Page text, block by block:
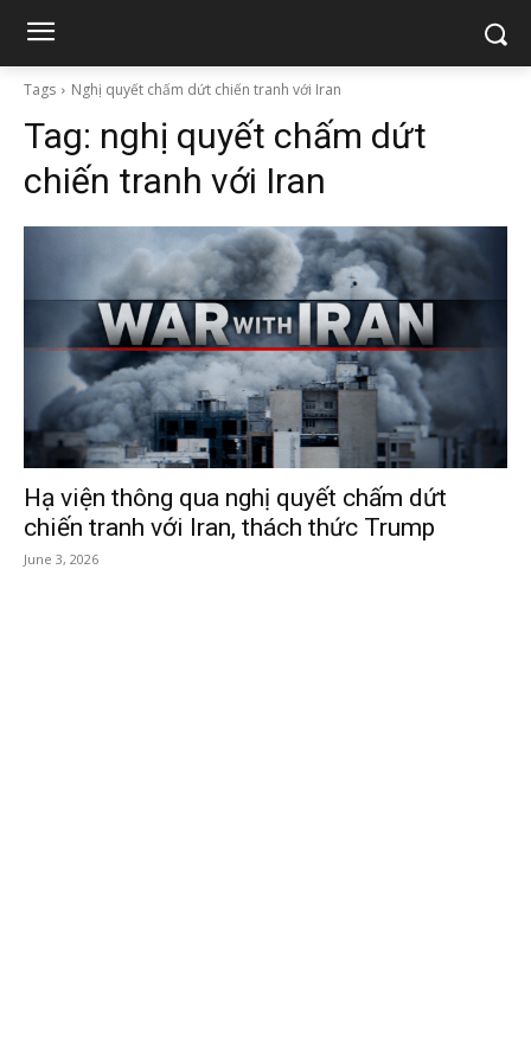
Tags Nghị quyết chấm dứt chiến tranh với Iran
Tag: nghị quyết chấm dứt
chiến tranh với Iran
Hạ viện thông qua nghị quyết chấm dứt
chiến tranh với Iran, thách thức Trump
June 3, 2026